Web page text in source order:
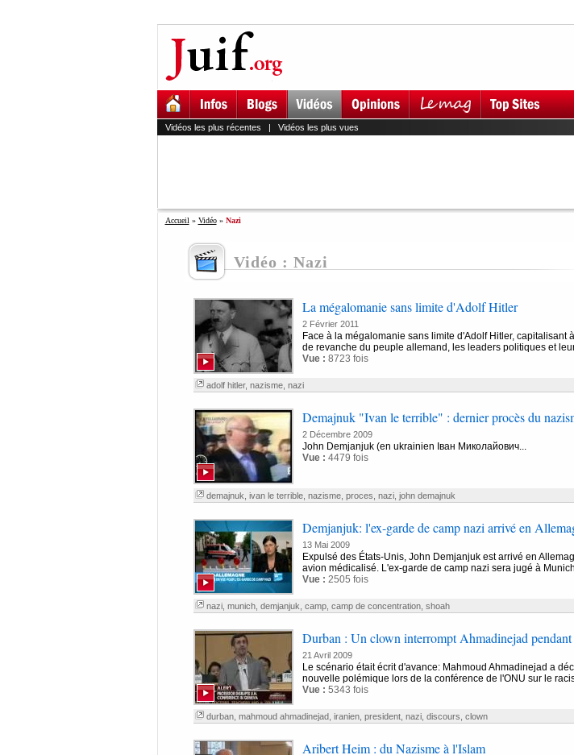
Vidéos les plus récentes | Vidéos les plus vues
Accueil » Vidéo» Nazi
Vidéo : Nazi
La mégalomanie sans limite d'Adolf Hitler
2 Février 2011
Face à la mégalomanie sans limite d'Adolf Hitler, capitalisant
de revanche du peuple allemand, les leaders politiques et
Vue : 8723 fois
adolf hitler, nazisme, nazi
Demajnuk "Ivan le terrible" : dernier procès du
2 Décembre 2009
John Demjanjuk (en ukrainien Іван Миколайович...
Vue : 4479 fois
demajnuk ivan le terrible, nazisme, proces nazi, john demajnuk
Demjanjuk: l'ex-garde de camp nazi arrivé en
13 Mai 2009
Expulsé des États-Unis, John Demjanjuk est arrivé en
avion médicalisé. L'ex-garde de camp nazi sera jugé à
Vue : 2505 fois
nazi, munich, demjanjuk camp, camp de concentration, shoah
Durban : Un clown interrompt Ahmadinejad pendant
21 Avril 2009
Le scénario était écrit d'avance: Mahmoud Ahmadinejad a
nouvelle polémique lors de la conférence de l'ONU sur le
Vue : 5343 fois
durban, mahmoud ahmadinejad, iranien, president, nazi, discours clown
Aribert Heim : du Nazisme à l'Islam